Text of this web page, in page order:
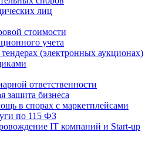
лиц
стоимости
учета
(электронных аукционах)
ответственности
защита бизнеса
в спорах с маркетплейсами
по 115 ФЗ
IT компаний и Start-up